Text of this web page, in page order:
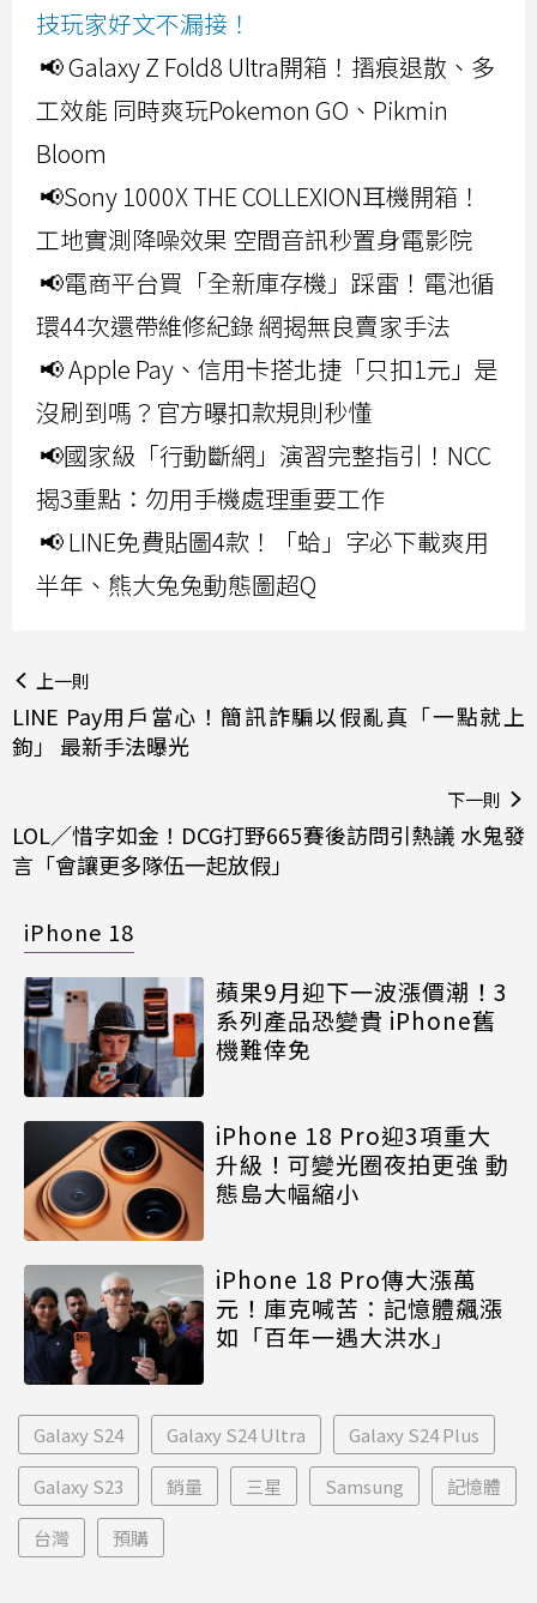
技玩家好文不漏接！
📢 Galaxy Z Fold8 Ultra開箱！摺痕退散、多
工效能 同時爽玩Pokemon GO、Pikmin
Bloom
📢Sony 1000X THE COLLEXION耳機開箱！
工地實測降噪效果 空間音訊秒置身電影院
📢電商平台買「全新庫存機」踩雷！電池循
環44次還帶維修紀錄 網揭無良賣家手法
📢 Apple Pay、信用卡搭北捷「只扣1元」是
沒刷到嗎？官方曝扣款規則秒懂
📢國家級「行動斷網」演習完整指引！NCC
揭3重點：勿用手機處理重要工作
📢 LINE免費貼圖4款！「蛤」字必下載爽用
半年、熊大兔兔動態圖超Q
上一則
LINE Pay用戶當心！簡訊詐騙以假亂真「一點就上
鉤」 最新手法曝光
下一則
LOL／惜字如金！DCG打野665賽後訪問引熱議 水鬼發
言「會讓更多隊伍一起放假」
iPhone 18
蘋果9月迎下一波漲價潮！3
系列產品恐變貴 iPhone舊
機難倖免
iPhone 18 Pro迎3項重大
升級！可變光圈夜拍更強 動
態島大幅縮小
iPhone 18 Pro傳大漲萬
元！庫克喊苦：記憶體飆漲
如「百年一遇大洪水」
Galaxy S24 Galaxy S24 Ultra Galaxy S24 Plus
Galaxy S23 銷量 三星 Samsung 記憶體
台灣 預購